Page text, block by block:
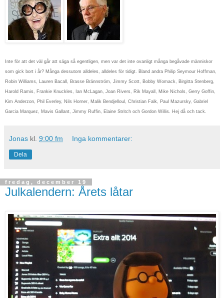
Inte för att det väl går att säga så egentligen, men var det inte ovanligt många begåvade människor
som gick bort i år? Många dessutom alldeles, alldeles för tidigt. Bland andra Philip Seymour Hoffman,
Robin Williams, Lauren Bacall, Brasse Brännström, Jimmy Scott, Bobby Womack, Birgitta Stenberg,
Harold Ramis, Frankie Knuckles, Ian McLagan, Joan Rivers, Rik Mayall, Mike Nichols, Gerry Goffin,
Kim Anderzon, Phil Everley, Nils Horner, Malik Bendjelloul, Christian Falk, Paul Mazursky, Gabriel
Garcia Marquez, Mavis Gallant, Jimmy Ruffin, Elaine Stritch och Gordon Willis. Hej då och tack.
Jonas kl. 9:00 fm Inga kommentarer:
Dela
fredag, december 19
Julkalendern: Årets låtar